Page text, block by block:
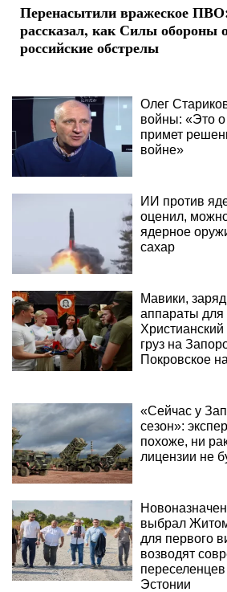
Перенасытили вражеское
рассказал, как Силы обороны
российские обстрелы
Олег
войны: «Это о
примет
войне»
ИИ против
оценил,
ядерное
сахар
Мавики,
аппараты
груз на
Покровское
«Сейчас у
сезон»:
похоже, ни
лицензии не
выбрал
для первого
возводят
Эстонии